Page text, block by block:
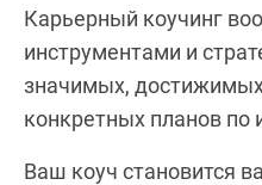
Карьeрный коучинг
инструментами и
значимых,
конкретных планов по
Ваш коуч становится